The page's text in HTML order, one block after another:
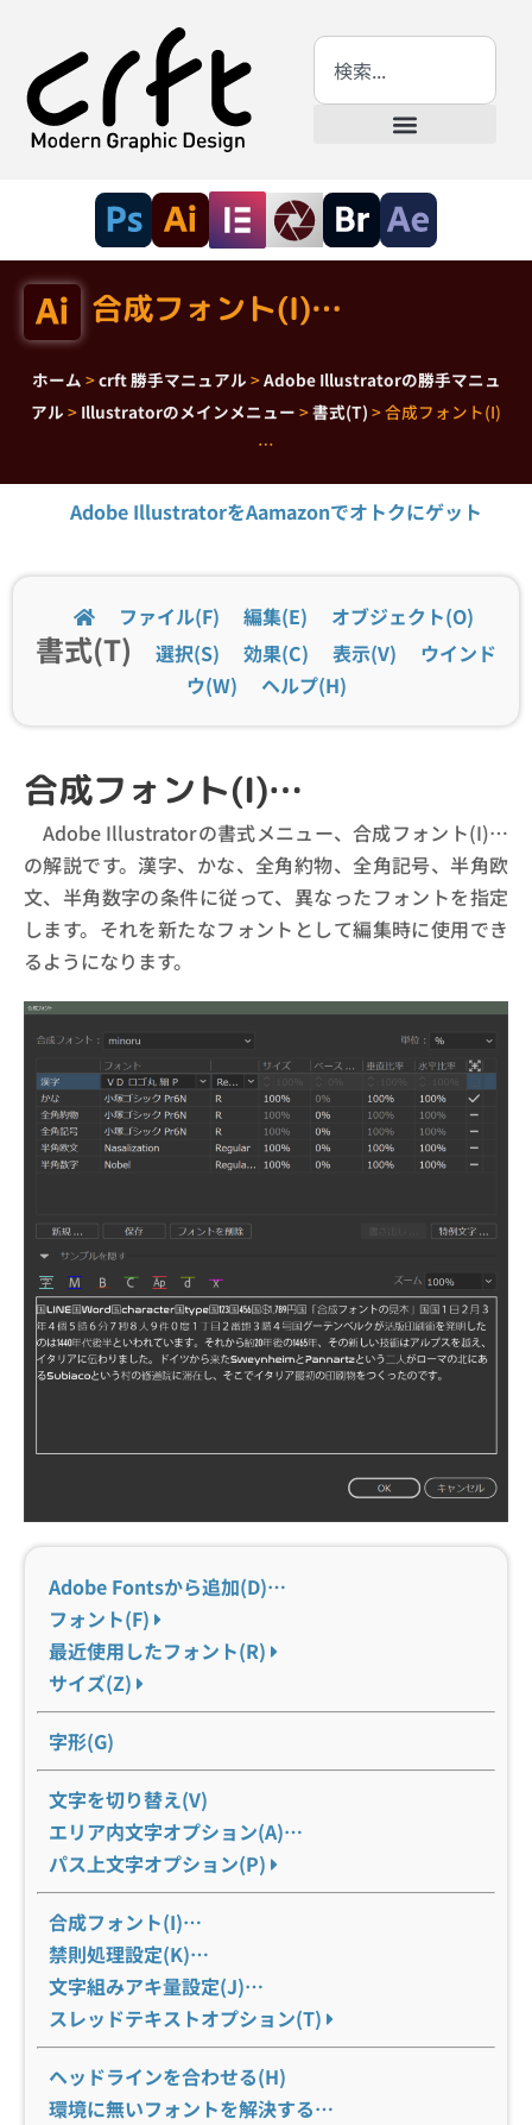
合成フォント(I)…
ホーム >crft 勝手マニュアル >Adobe Illustratorの勝手マニュ
アル > Illustratorのメインメニュー >書式(T) >合成フォント(I)
…
Adobe IllustratorをAamazonでオトクにゲット
ファイル(F) 編集(E) オブジェクト(O)
書式(T) 選択(S) 効果(C) 表示(V)
ウインド
ウ(W)
ヘルプ(H)
Adobe Fontsから追加(D)…
フォント(F)
最近使用したフォント(R)
サイズ(Z)
字形(G)
文字を切り替え(V)
エリア内文字オプション(A)…
パス上文字オプション(P)
合成フォント(I)…
禁則処理設定(K)…
文字組みアキ量設定(J)…
スレッドテキストオプション(T)
ヘッドラインを合わせる(H)
環境に無いフォントを解決する…
合成フォント(I)…
Adobe Illustratorの書式メニュー、合成フォント(I)…
の解説です。漢字、かな、全角約物、全角記号、半角欧
文、半角数字の条件に従って、異なったフォントを指定
します。それを新たなフォントとして編集時に使用でき
るようになります。